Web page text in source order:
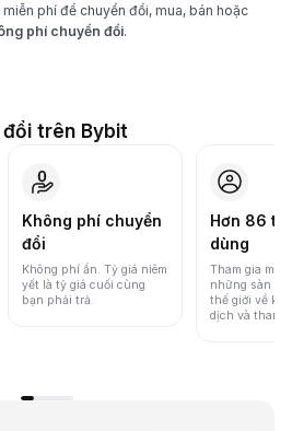
phí để chuyển đổi, mua, bán hoặc
phí chuyển đổi.
trên Bybit
Không phí chuyển
đổi
Không phí ẩn. Tỷ giá niêm
yết là tỷ giá cuối cùng
bạn phải trả.
Hơn 86
dùng
Tham gia một
những sàn
thế giới về
dịch và thanh